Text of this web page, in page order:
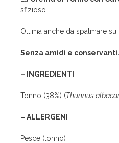
sfizioso.
Ottima anche da spalmare su
Senza amidi e conservanti.
– INGREDIENTI
Tonno (38%) (Thunnus
– ALLERGENI
Pesce (tonno)